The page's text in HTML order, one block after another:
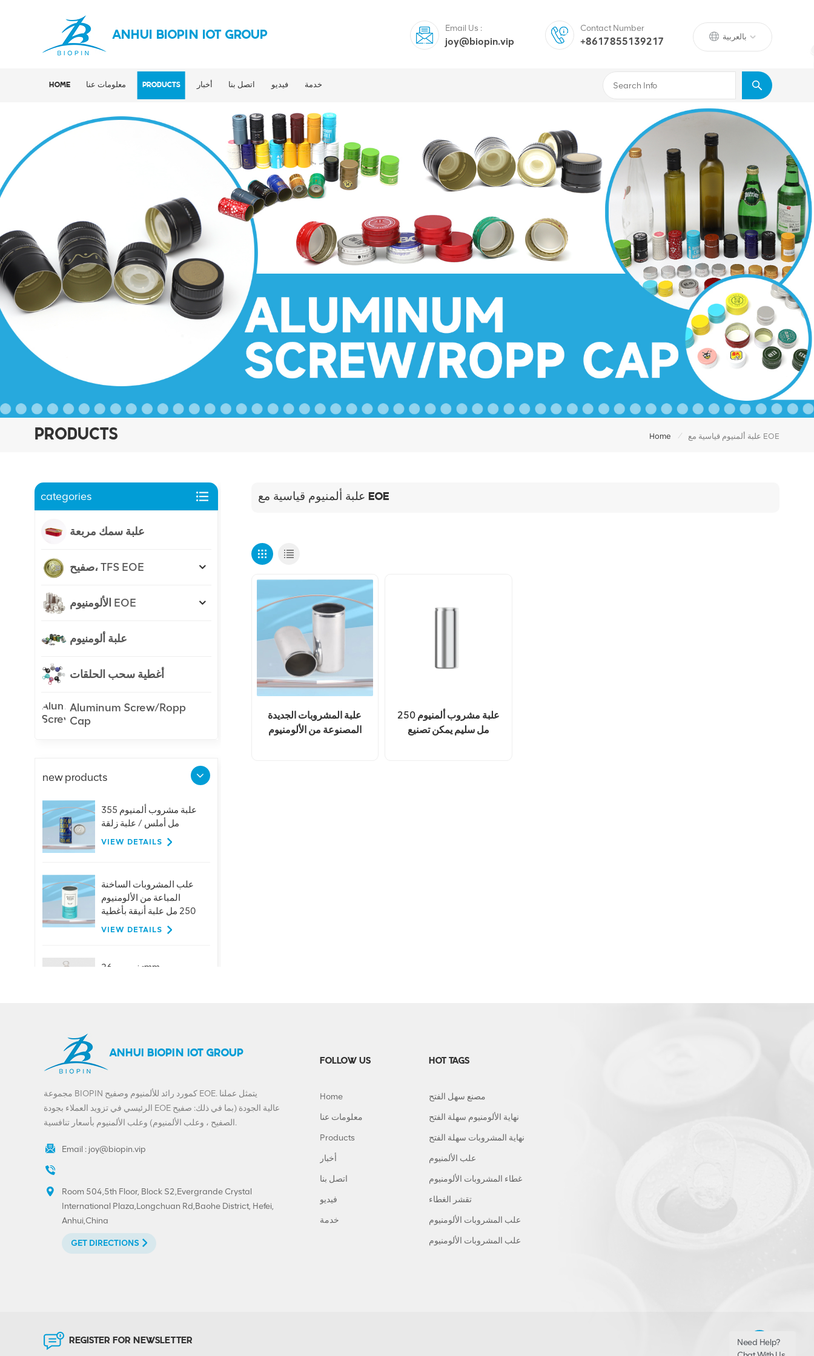
ANHUI BIOPIN IOT GROUP بالعربية
Email Us :
joy@biopin.vip
Contact Number
+8617855139217
HOME معلومات عنا PRODUCTS أخبار اتصل بنا فيديو خدمة
PRODUCTS Home / علبة ألمنيوم قياسية مع EOE
علبة ألمنيوم قياسية مع EOE
علبة المشروبات الجديدة
المصنوعة من الألومنيوم
علبة مشروب ألمنيوم 250
مل سليم يمكن تصنيع
categories
علبة سمك مربعة
صفيح، TFS EOE
الألومنيوم EOE
علبة ألومنيوم
أغطية سحب الحلقات
Aluminum Screw/Ropp
Cap
new products
علبة مشروب ألمنيوم 355
مل أملس / علبة زلقة
VIEW DETAILS
علب المشروبات الساخنة
المباعة من الألومنيوم
250 مل علبة أنيقة بأغطية
VIEW DETAILS
تخصيص 26mm
حار بيع 401 # 99mm
الألومنيوم سهلة الفتح
المباشر
VIEW DETAILS
ينتهي-200-SOT-LOE
تقشر نهاية
VIEW DETAILS
ANHUI BIOPIN IOT GROUP
مجموعة BIOPIN كمورد رائد للألمنيوم وصفيح EOE. يتمثل عملنا
الرئيسي في تزويد العملاء بجودة EOE عالية الجودة (بما في ذلك: صفيح
الصفيح ، وعلب الألمنيوم) وعلب الألمنيوم بأسعار تنافسية.
Email : joy@biopin.vip
Room 504,5th Floor, Block S2,Evergrande Crystal
International Plaza,Longchuan Rd,Baohe District, Hefei,
Anhui,China
GET DIRECTIONS
FOLLOW US
Home
معلومات عنا
Products
أخبار
اتصل بنا
فيديو
خدمة
HOT TAGS
مصنع سهل الفتح
نهاية الألومنيوم سهلة الفتح
نهاية المشروبات سهلة الفتح
علب الألمنيوم
غطاء المشروبات الألومنيوم
تقشر الغطاء
علب المشروبات الألومنيوم
علب المشروبات الألومنيوم
REGISTER FOR NEWSLETTER
Need Help?